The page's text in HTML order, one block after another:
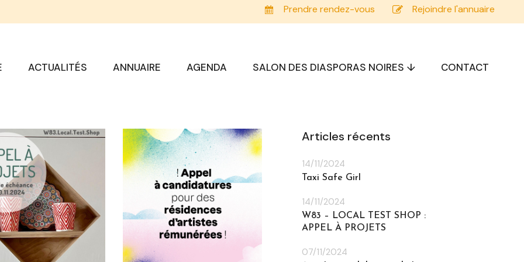
Prendre rendez-vous Rejoindre l'annuaire
ACTUALITÉS ANNUAIRE AGENDA SALON DES DIASPORAS NOIRES ↓ CONTACT
Articles récents
Taxi Safe Girl
14/11/2024
W83 – LOCAL TEST SHOP :
APPEL À PROJETS
14/11/2024
07/11/2024